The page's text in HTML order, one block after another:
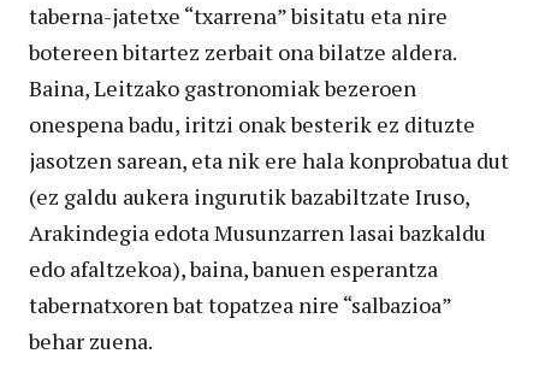
taberna-jatetxe “txarrena” bisitatu eta nire
botereen bitartez zerbait ona bilatze aldera.
Baina, Leitzako gastronomiak bezeroen
onespena badu, iritzi onak besterik ez dituzte
jasotzen sarean, eta nik ere hala konprobatua dut
(ez galdu aukera ingurutik bazabiltzate Iruso,
Arakindegia edota Musunzarren lasai bazkaldu
edo afaltzekoa), baina, banuen esperantza
tabernatxoren bat topatzea nire “salbazioa”
behar zuena.